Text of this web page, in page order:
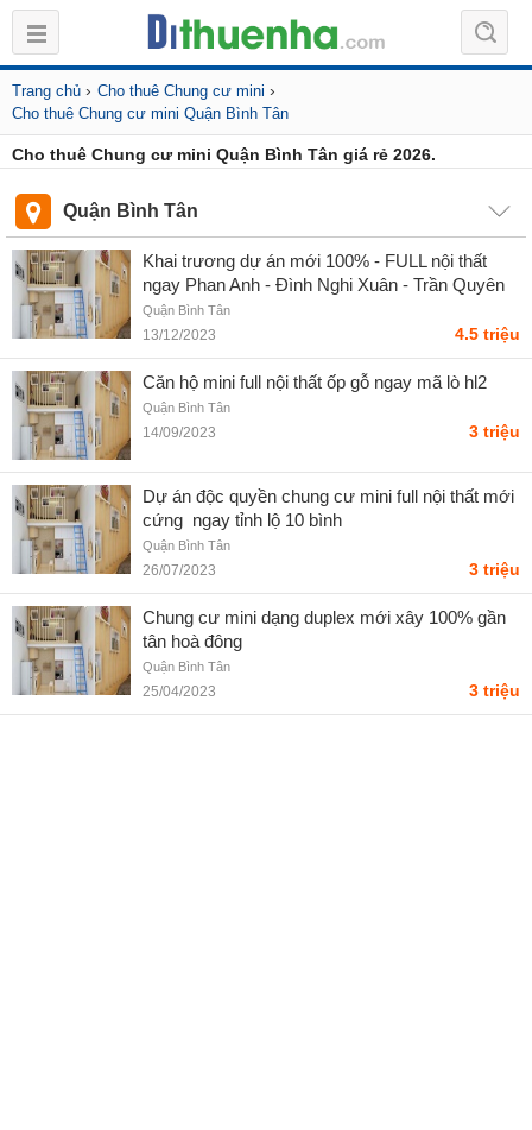
Trang chủ › Cho thuê Chung cư mini ›
Cho thuê Chung cư mini Quận Bình Tân
Cho thuê Chung cư mini Quận Bình Tân giá rẻ 2026.
Quận Bình Tân
Khai trương dự án mới 100% - FULL nội thất
ngay Phan Anh - Đình Nghi Xuân - Trần Quyên
Quận Bình Tân
13/12/2023 4.5 triệu
Căn hộ mini full nội thất ốp gỗ ngay mã lò hl2
Quận Bình Tân
14/09/2023 3 triệu
Dự án độc quyền chung cư mini full nội thất mới
cứng ️ ngay tỉnh lộ 10 bình
Quận Bình Tân
26/07/2023 3 triệu
Chung cư mini dạng duplex mới xây 100% gần
tân hoà đông
Quận Bình Tân
25/04/2023 3 triệu